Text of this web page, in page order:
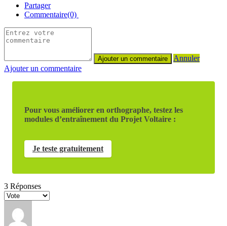
Partager
Commentaire(0)
Annuler
Ajouter un commentaire
Pour vous améliorer en orthographe, testez les
modules d’entraînement du Projet Voltaire :
Je teste gratuitement
3 Réponses